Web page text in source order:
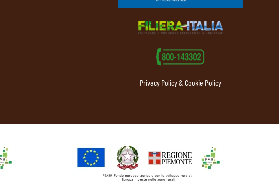
Privacy Policy & Cookie Policy